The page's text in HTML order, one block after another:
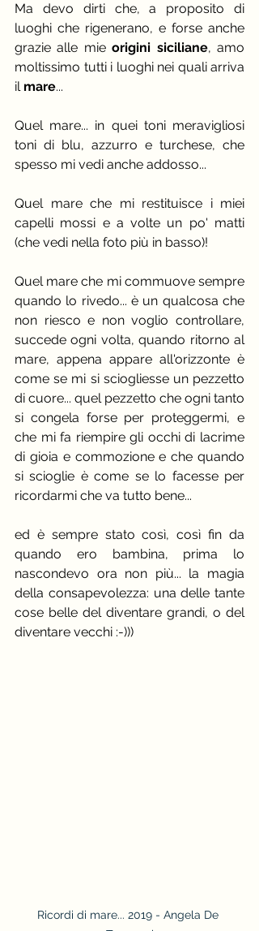
Ma devo dirti che, a proposito di
luoghi che rigenerano, e forse anche
grazie alle mie origini siciliane, amo
moltissimo tutti i luoghi nei quali arriva
il mare...
Quel mare... in quei toni meravigliosi
toni di blu, azzurro e turchese, che
spesso mi vedi anche addosso...
Quel mare che mi restituisce i miei
capelli mossi e a volte un po' matti
(che vedi nella foto più in basso)!
Quel mare che mi commuove sempre
quando lo rivedo... è un qualcosa che
non riesco e non voglio controllare,
succede ogni volta, quando ritorno al
mare, appena appare all'orizzonte è
come se mi si sciogliesse un pezzetto
di cuore... quel pezzetto che ogni tanto
si congela forse per proteggermi, e
che mi fa riempire gli occhi di lacrime
di gioia e commozione e che quando
si scioglie è come se lo facesse per
ricordarmi che va tutto bene...
ed è sempre stato così, così fin da
quando ero bambina, prima lo
nascondevo ora non più... la magia
della consapevolezza: una delle tante
cose belle del diventare grandi, o del
diventare vecchi :-)))
Ricordi di mare... 2019 - Angela De